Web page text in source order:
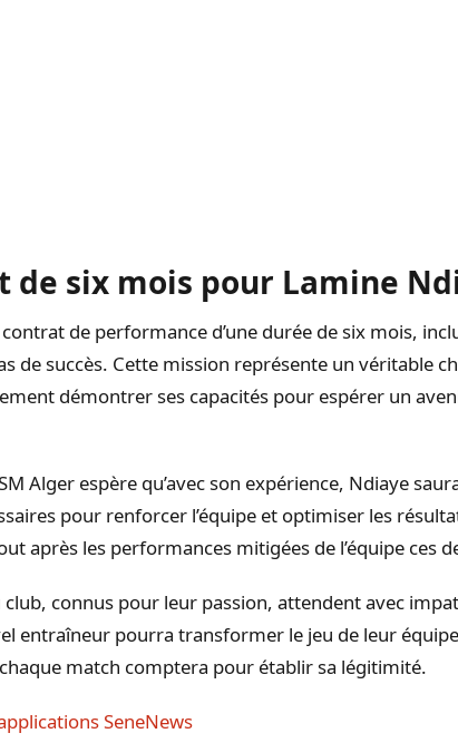
de six mois pour Lamine
de performance d’une durée de six mois,
de succès. Cette mission représente un véritable
démontrer ses capacités pour espérer un
Alger espère qu’avec son expérience, Ndiaye
pour renforcer l’équipe et optimiser les
après les performances mitigées de l’équipe ces
connus pour leur passion, attendent avec
entraîneur pourra transformer le jeu de leur
match comptera pour établir sa légitimité.